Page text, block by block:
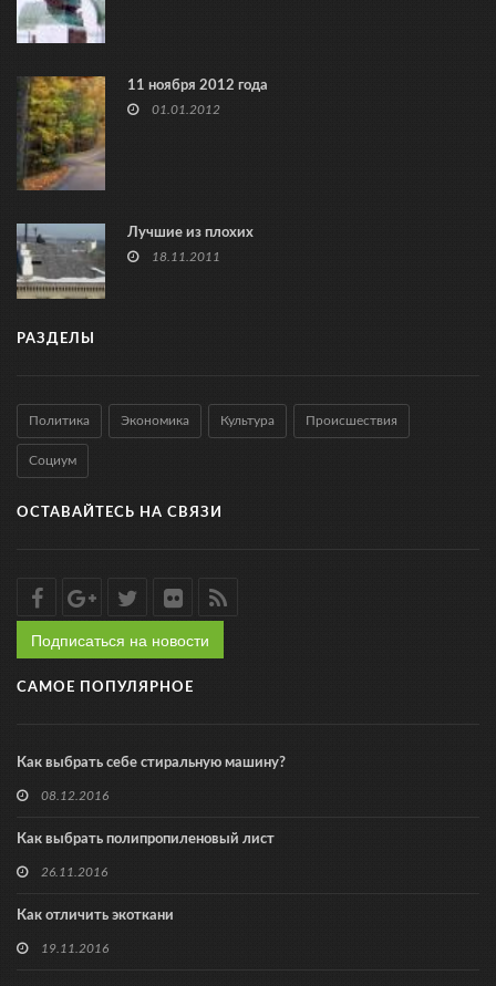
11 ноября 2012 года
01.01.2012
Лучшие из плохих
18.11.2011
РАЗДЕЛЫ
Политика Экономика Культура Происшествия
Социум
ОСТАВАЙТЕСЬ НА СВЯЗИ
Подписаться на новости
САМОЕ ПОПУЛЯРНОЕ
Как выбрать себе стиральную машину?
08.12.2016
Как выбрать полипропиленовый лист
26.11.2016
Как отличить экоткани
19.11.2016